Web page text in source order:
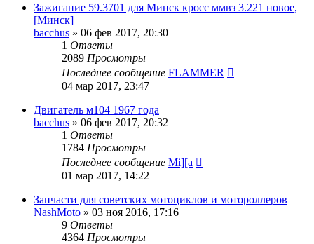
Зажигание 59.3701 для Минск кросс ммвз 3.221 новое,
[Минск]
bacchus » 06 фев 2017, 20:30
1 Ответы
2089 Просмотры
Последнее сообщение FLAMMER
04 мар 2017, 23:47
Двигатель м104 1967 года
bacchus » 06 фев 2017, 20:32
1 Ответы
1784 Просмотры
Последнее сообщение Mi][a
01 мар 2017, 14:22
Запчасти для советских мотоциклов и мотороллеров
NashMoto » 03 ноя 2016, 17:16
9 Ответы
4364 Просмотры